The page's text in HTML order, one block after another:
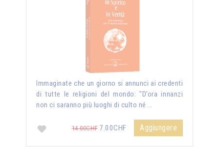
Immaginate che un giorno si annunci ai credenti
di tutte le religioni del mondo: "D’ora innanzi
non ci saranno più luoghi di culto né …
14.00CHF7.00CHF Aggiungere